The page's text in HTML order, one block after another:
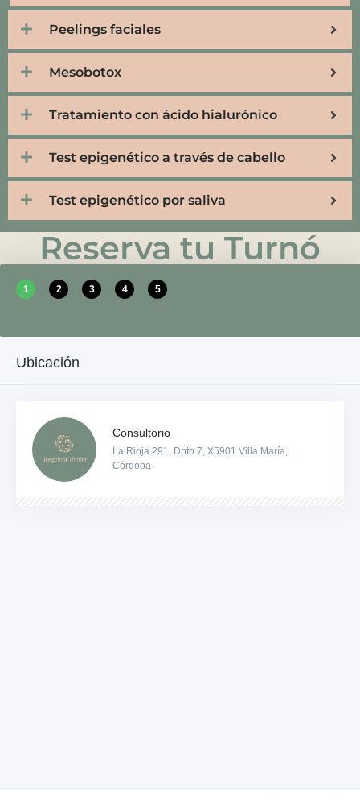
Peelings faciales
Mesobotox
Tratamiento con ácido hialurónico
Test epigenético a través de cabello
Test epigenético por saliva
Reserva tu Turnó
1 2 3 4 5
Ubicación
Consultorio
La Rioja 291, Dpto 7, X5901 Villa María,
Córdoba